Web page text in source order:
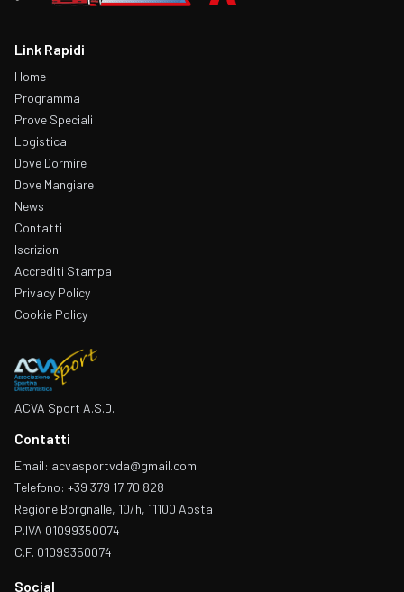
Link Rapidi
Home
Programma
Prove Speciali
Logistica
Dove Dormire
Dove Mangiare
News
Contatti
Iscrizioni
Accrediti Stampa
Privacy Policy
Cookie Policy
ACVA Sport A.S.D.
Contatti
Email: acvasportvda@gmail.com
Telefono: +39 379 17 70 828
Regione Borgnalle, 10/h, 11100 Aosta
P.IVA 01099350074
C.F. 01099350074
Social